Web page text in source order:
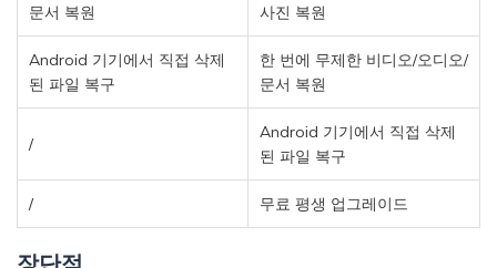
문서 복원
사진 복원
Android 기기에서 직접 삭제
된 파일 복구
한 번에 무제한 비디오/오디오/
문서 복원
/
Android 기기에서 직접 삭제
된 파일 복구
/ 무료 평생 업그레이드